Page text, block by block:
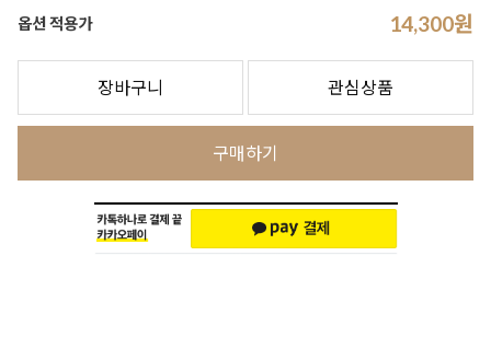
옵션 적용가 14,300원
장바구니 관심상품
구매하기